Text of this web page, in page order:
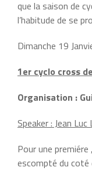
que la saison de
l’habitude de se
Dimanche 19
1er cyclo cross
Organisation :
Speaker : Jean
Pour une premiére
escompté du coté